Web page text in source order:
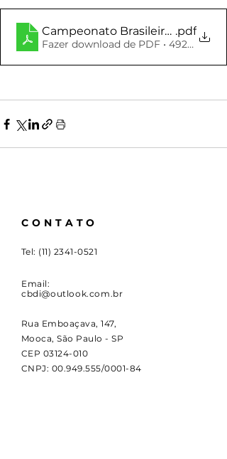
Campeonato Brasileiro de.pdf
Fazer download de PDF • 492KB
CONTATO
Tel: (11) 2341-0521
Email:
cbdi@outlook.com.br
Rua Emboaçava, 147,
Mooca, São Paulo - SP
CEP 03124-010
CNPJ: 00.949.555/0001-84